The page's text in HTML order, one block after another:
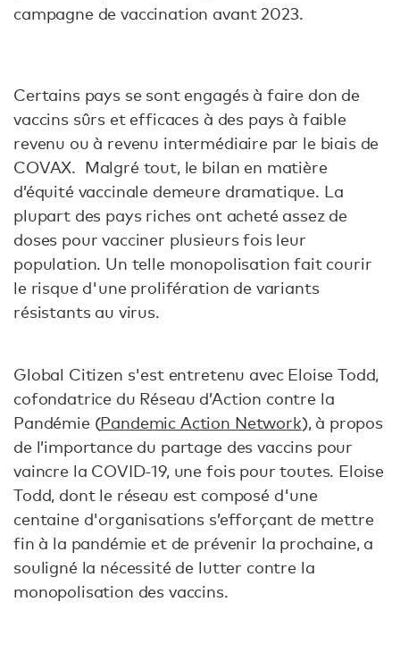
campagne de vaccination avant 2023.
Certains pays se sont engagés à faire don de
vaccins sûrs et efficaces à des pays à faible
revenu ou à revenu intermédiaire par le biais de
COVAX. Malgré tout, le bilan en matière
d’équité vaccinale demeure dramatique. La
plupart des pays riches ont acheté assez de
doses pour vacciner plusieurs fois leur
population. Un telle monopolisation fait courir
le risque d'une prolifération de variants
résistants au virus.
Global Citizen s'est entretenu avec Eloise Todd,
cofondatrice du Réseau d’Action contre la
Pandémie (Pandemic Action Network), à propos
de l’importance du partage des vaccins pour
vaincre la COVID-19, une fois pour toutes. Eloise
Todd, dont le réseau est composé d'une
centaine d'organisations s’efforçant de mettre
fin à la pandémie et de prévenir la prochaine, a
souligné la nécessité de lutter contre la
monopolisation des vaccins.